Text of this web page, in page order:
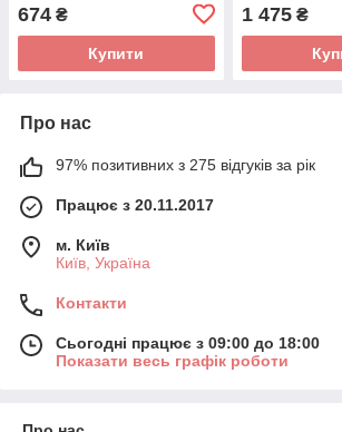
674 ₴
Купити
1 475₴
Про нас
97% позитивних з 275 відгуків за рік
Працює з 20.11.2017
м. Київ
Київ, Україна
Контакти
Сьогодні працює з 09:00 до 18:00
Показати весь графік роботи